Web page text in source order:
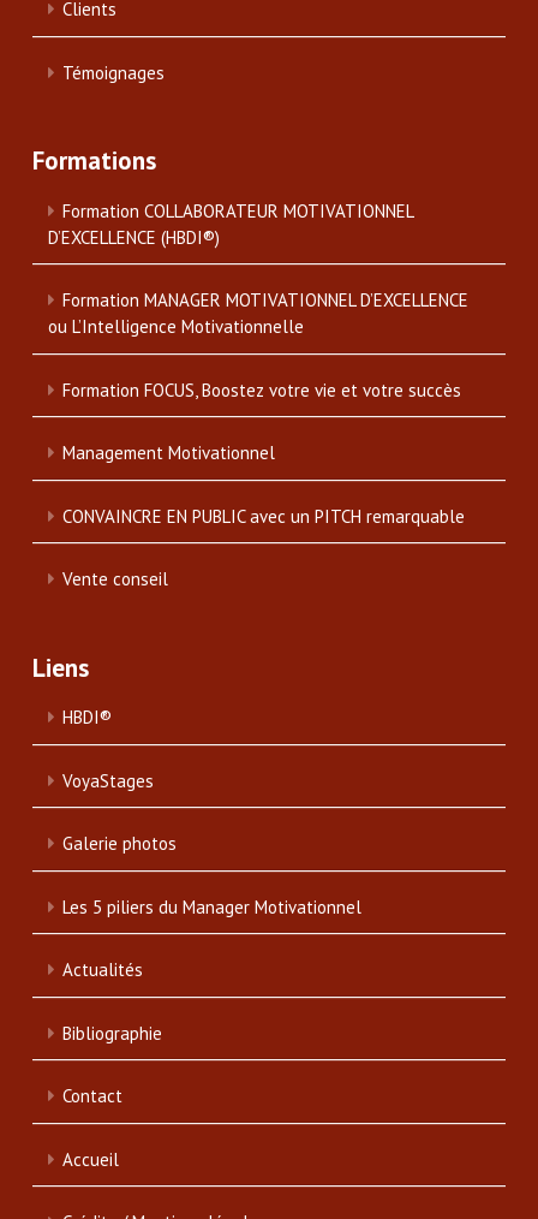
Clients
Témoignages
Formations
Formation COLLABORATEUR MOTIVATIONNEL
D’EXCELLENCE (HBDI®)
Formation MANAGER MOTIVATIONNEL D’EXCELLENCE
ou L’Intelligence Motivationnelle
Formation FOCUS, Boostez votre vie et votre succès
Management Motivationnel
CONVAINCRE EN PUBLIC avec un PITCH remarquable
Vente conseil
Liens
HBDI®
VoyaStages
Galerie photos
Les 5 piliers du Manager Motivationnel
Actualités
Bibliographie
Contact
Accueil